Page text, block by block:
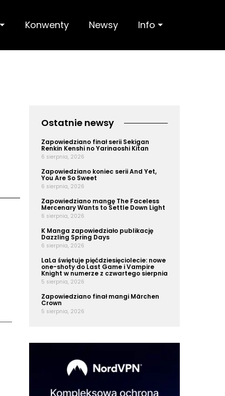
Konwenty Newsy Info ⏷
Ostatnie newsy
Zapowiedziano finał serii Sekigan
Renkin Kenshi no Yarinaoshi Kitan
6 sierpnia, 2026
Zapowiedziano koniec serii And Yet,
You Are So Sweet
6 sierpnia, 2026
Zapowiedziano mangę The Faceless
Mercenary Wants to Settle Down Light
6 sierpnia, 2026
K Manga zapowiedziało publikację
Dazzling Spring Days
6 sierpnia, 2026
LaLa świętuje pięćdziesięciolecie: nowe
one-shoty do Last Game i Vampire
Knight w numerze z czwartego sierpnia
5 sierpnia, 2026
Zapowiedziano finał mangi Märchen
Crown
5 sierpnia, 2026